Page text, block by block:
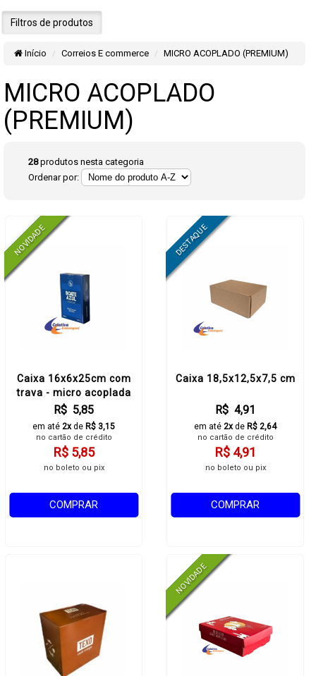
Filtros de produtos
Início Correios E commerce MICRO ACOPLADO (PREMIUM)
MICRO ACOPLADO
(PREMIUM)
28produtos nesta categoria
Ordenar por:
Caixa 16x6x25cm com
trava - micro acoplada
R$ 5,85
em até 2xde R$ 3,15
no cartão de crédito
R$ 5,85
no boleto ou pix
COMPRAR
Caixa 18,5x12,5x7,5 cm
R$ 4,91
em até 2xde R$ 2,64
no cartão de crédito
R$ 4,91
no boleto ou pix
COMPRAR